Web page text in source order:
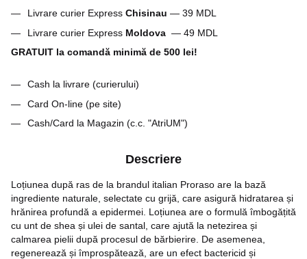
Livrare curier Express Chisinau — 39 MDL
Livrare curier Express Moldova — 49 MDL
GRATUIT la comandă minimă de 500 lei!
Cash la livrare (curierului)
Card On-line (pe site)
Cash/Card la Magazin (c.c. "AtriUM")
Descriere
Loțiunea după ras de la brandul italian Proraso are la bază
ingrediente naturale, selectate cu grijă, care asigură hidratarea și
hrănirea profundă a epidermei. Loțiunea are o formulă îmbogățită
cu unt de shea și ulei de santal, care ajută la netezirea și
calmarea pielii după procesul de bărbierire. De asemenea,
regenerează și împrospătează, are un efect bactericid și